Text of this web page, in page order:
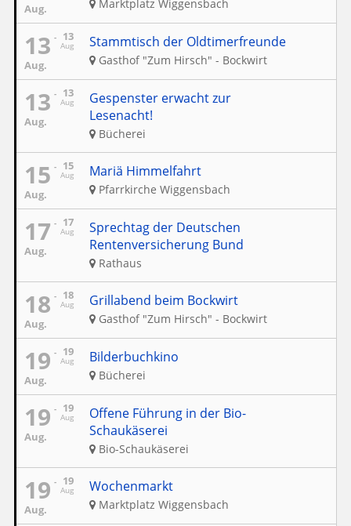
Aug. Marktplatz Wiggensbach
13
Aug
13
Aug.
Stammtisch der Oldtimerfreunde
Gasthof "Zum Hirsch" - Bockwirt
13
Aug
13
Aug.
Gespenster erwacht zur
Lesenacht!
Bücherei
15
Aug
15
Aug.
Mariä Himmelfahrt
Pfarrkirche Wiggensbach
17
Aug
17
Aug.
Sprechtag der Deutschen
Rentenversicherung Bund
Rathaus
18
Aug
18
Aug.
Grillabend beim Bockwirt
Gasthof "Zum Hirsch" - Bockwirt
19
Aug
19
Aug.
Bilderbuchkino
Bücherei
19
Aug
19
Aug.
Offene Führung in der Bio-
Schaukäserei
Bio-Schaukäserei
19
Aug
19
Aug.
Wochenmarkt
Marktplatz Wiggensbach